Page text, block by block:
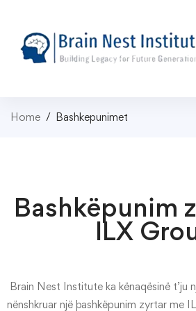
Home Bashkepunimet
Bashkëpunim
ILX
Brain Nest Institute ka kënaqësinë t’ju
nënshkruar një þashkëpunim zyrtar me